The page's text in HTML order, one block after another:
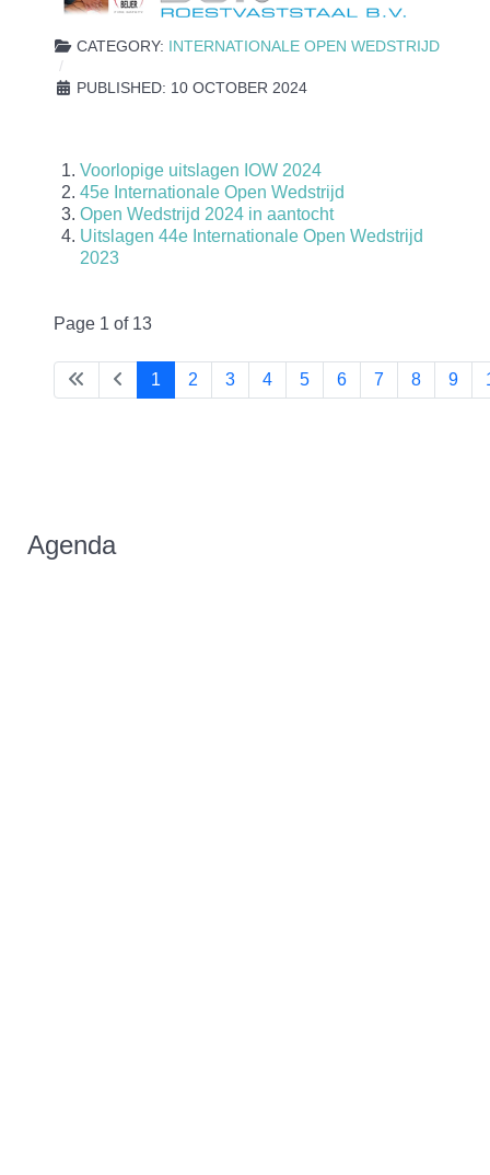
CATEGORY: INTERNATIONALE OPEN WEDSTRIJD
PUBLISHED: 10 OCTOBER 2024
Voorlopige uitslagen IOW 2024
45e Internationale Open Wedstrijd
Open Wedstrijd 2024 in aantocht
Uitslagen 44e Internationale Open Wedstrijd
2023
Page 1 of 13
1 2 3 4 5 6 7 8 9
Agenda